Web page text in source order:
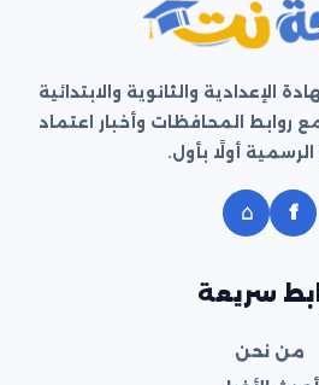
الإعدادية والثانوية والابتدائية
روابط المحافظات وأخبار اعتماد
الرسمية أولًا بأول.
f
⌂
سريعة
من نحن